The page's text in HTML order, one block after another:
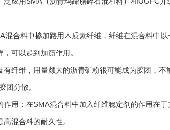
合料中掺加路用木质素纤维，纤维在混合料中以
可以起到加筋作用。
维，用量颇大的沥青矿粉很可能成为胶团，不
团分散。
：在SMA混合料中加入纤维稳定剂的作用在于
混合料的耐久性。